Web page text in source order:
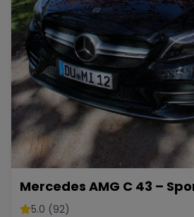
Mercedes AMG C 43 –
Eleganz mit 390 PS
5.0 (92)